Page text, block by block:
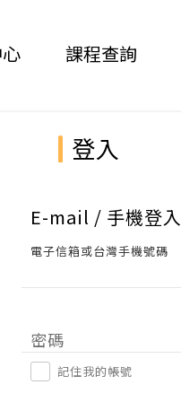
課程查詢
登入
E-mail / 手機登入
電子信箱或台灣手機號碼
密碼
記住我的帳號